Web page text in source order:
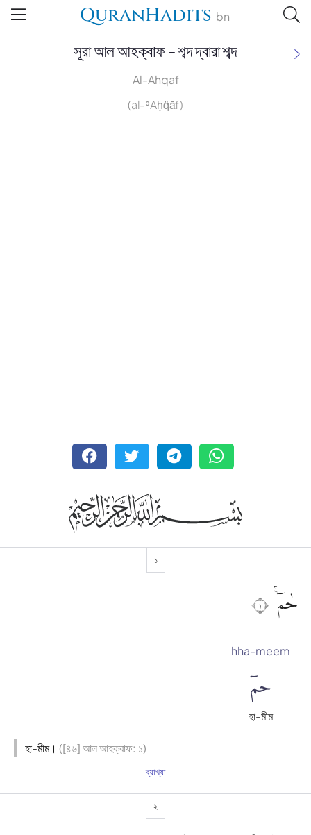
QuranHadits bn
সূরা আল আহক্বাফ - শব্দ দ্বারা শব্দ
Al-Ahqaf
(al-ʾAḥq̈āf)
১
حٰمۤ ۚ ١
hha-meem
حمٓ
হা-মীম
হা-মীম। ([৪৬] আল আহক্বাফ: ১)
ব্যাখ্যা
২